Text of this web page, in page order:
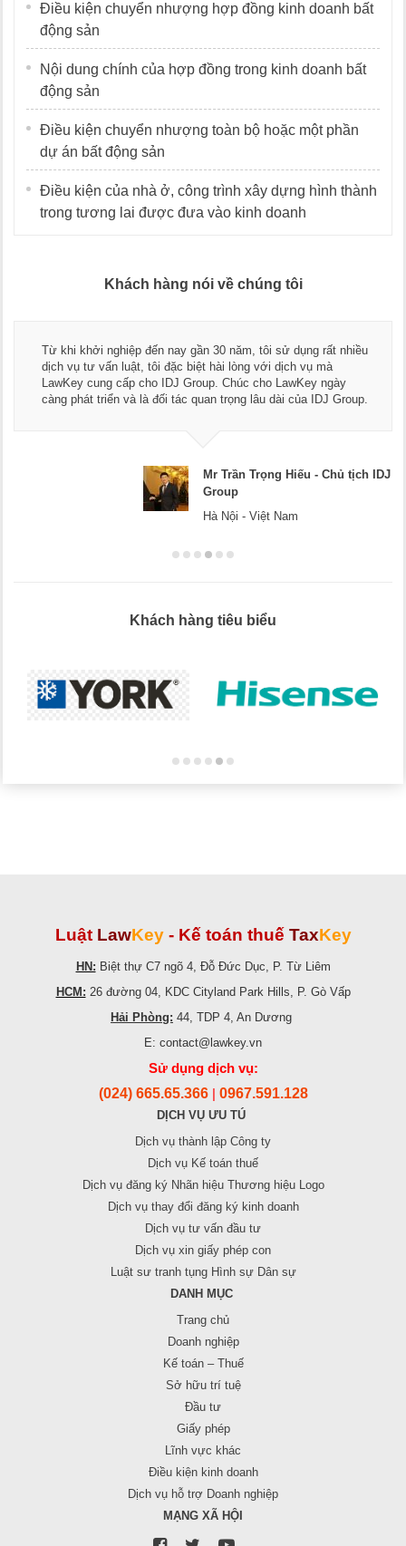
Điều kiện chuyển nhượng hợp đồng kinh doanh bất
động sản
Nội dung chính của hợp đồng trong kinh doanh bất
động sản
Điều kiện chuyển nhượng toàn bộ hoặc một phần
dự án bất động sản
Điều kiện của nhà ở, công trình xây dựng hình thành
trong tương lai được đưa vào kinh doanh
Khách hàng nói về chúng tôi
Từ khi khởi nghiệp đến nay gần 30 năm, tôi sử dụng rất nhiều
dịch vụ tư vấn luật, tôi đặc biệt hài lòng với dịch vụ mà
LawKey cung cấp cho IDJ Group. Chúc cho LawKey ngày
càng phát triển và là đối tác quan trọng lâu dài của IDJ Group.
Mr Trần Trọng Hiếu - Chủ tịch IDJ
Group
Hà Nội - Việt Nam
Khách hàng tiêu biểu
Luật LawKey - Kế toán thuế TaxKey
HN: Biệt thự C7 ngõ 4, Đỗ Đức Dục, P. Từ Liêm
HCM: 26 đường 04, KDC Cityland Park Hills, P. Gò Vấp
Hải Phòng: 44, TDP 4, An Dương
E: contact@lawkey.vn
Sử dụng dịch vụ:
(024) 665.65.366 0967.591.128
DỊCH VỤ ƯU TÚ
Dịch vụ thành lập Công ty
Dịch vụ Kế toán thuế
Dịch vụ đăng ký Nhãn hiệu Thương hiệu Logo
Dịch vụ thay đổi đăng ký kinh doanh
Dịch vụ tư vấn đầu tư
Dịch vụ xin giấy phép con
Luật sư tranh tụng Hình sự Dân sự
DANH MỤC
Trang chủ
Doanh nghiệp
Kế toán – Thuế
Sở hữu trí tuệ
Đầu tư
Giấy phép
Lĩnh vực khác
Điều kiện kinh doanh
Dịch vụ hỗ trợ Doanh nghiệp
MẠNG XÃ HỘI